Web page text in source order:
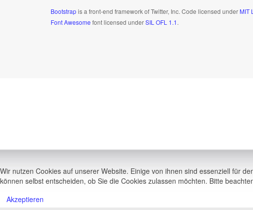
Bootstrapis a front-end framework of Twitter, Inc. Code licensed under MIT
Font Awesome font licensed underSIL OFL 1.1.
Wir nutzen Cookies auf unserer Website. Einige von ihnen sind essenziell für
können selbst entscheiden, ob Sie die Cookies zulassen möchten. Bitte
Akzeptieren